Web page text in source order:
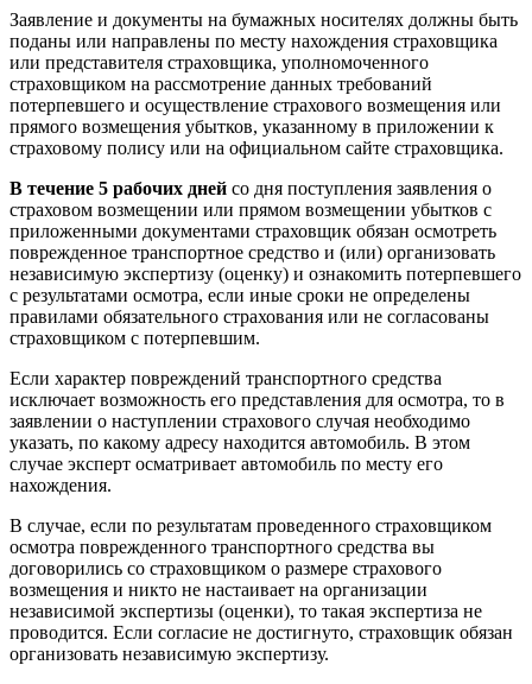
Заявление и документы на бумажных носителях должны быть
поданы или направлены по месту нахождения страховщика
или представителя страховщика, уполномоченного
страховщиком на рассмотрение данных требований
потерпевшего и осуществление страхового возмещения или
прямого возмещения убытков, указанному в приложении к
страховому полису или на официальном сайте страховщика.
В течение 5 рабочих дней со дня поступления заявления о
страховом возмещении или прямом возмещении убытков с
приложенными документами страховщик обязан осмотреть
поврежденное транспортное средство и (или) организовать
независимую экспертизу (оценку) и ознакомить потерпевшего
с результатами осмотра, если иные сроки не определены
правилами обязательного страхования или не согласованы
страховщиком с потерпевшим.
Если характер повреждений транспортного средства
исключает возможность его представления для осмотра, то в
заявлении о наступлении страхового случая необходимо
указать, по какому адресу находится автомобиль. В этом
случае эксперт осматривает автомобиль по месту его
нахождения.
В случае, если по результатам проведенного страховщиком
осмотра поврежденного транспортного средства вы
договорились со страховщиком о размере страхового
возмещения и никто не настаивает на организации
независимой экспертизы (оценки), то такая экспертиза не
проводится. Если согласие не достигнуто, страховщик обязан
организовать независимую экспертизу.